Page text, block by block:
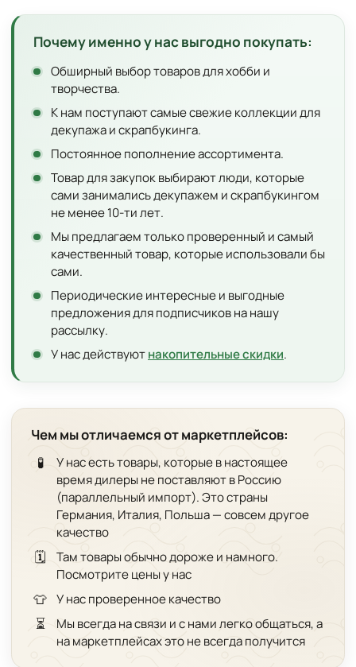
Почему именно у нас выгодно покупать:
Обширный выбор товаров для хобби и
творчества.
К нам поступают самые свежие коллекции для
декупажа и скрапбукинга.
Постоянное пополнение ассортимента.
Товар для закупок выбирают люди, которые
сами занимались декупажем и скрапбукингом
не менее 10-ти лет.
Мы предлагаем только проверенный и самый
качественный товар, которые использовали бы
сами.
Периодические интересные и выгодные
предложения для подписчиков на нашу
рассылку.
У нас действуютнакопительные скидки.
Чем мы отличаемся от маркетплейсов:
🧪
У нас есть товары, которые в настоящее
время дилеры не поставляют в Россию
(параллельный импорт). Это страны
Германия, Италия, Польша — совсем другое
качество
🗓️
Там товары обычно дороже и намного.
Посмотрите цены у нас
👕 У нас проверенное качество
⏳
Мы всегда на связи и с нами легко общаться, а
на маркетплейсах это не всегда получится